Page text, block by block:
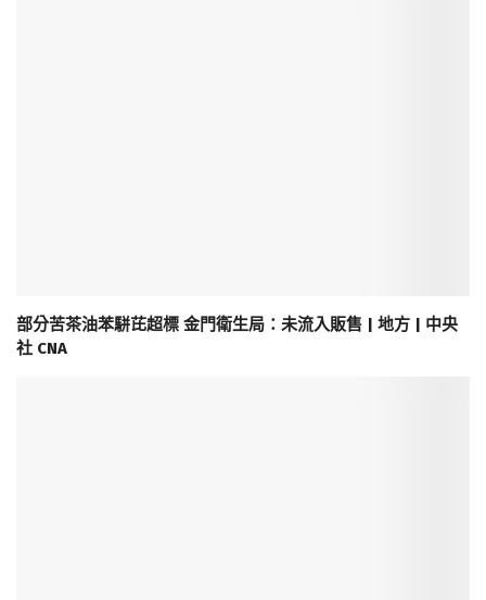
部分苦茶油苯駢芘超標 金門衛生局：未流入販售 | 地方 | 中央
社 CNA